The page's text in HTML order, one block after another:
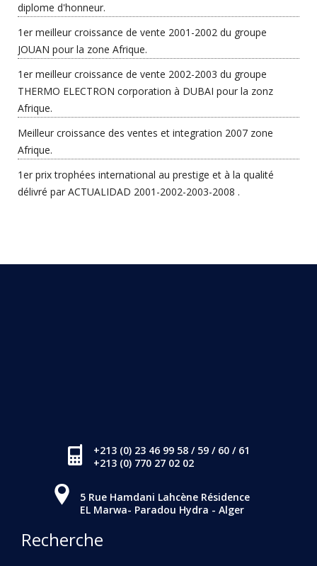
diplome d'honneur.
1er meilleur croissance de vente 2001-2002 du groupe
JOUAN pour la zone Afrique.
1er meilleur croissance de vente 2002-2003 du groupe
THERMO ELECTRON corporation à DUBAI pour la zonz
Afrique.
Meilleur croissance des ventes et integration 2007 zone
Afrique.
1er prix trophées international au prestige et à la qualité
délivré par ACTUALIDAD 2001-2002-2003-2008 .
+213 (0) 23 46 99 58 / 59 / 60 / 61
+213 (0) 770 27 02 02
5 Rue Hamdani Lahcène Résidence
EL Marwa- Paradou Hydra - Alger
Recherche